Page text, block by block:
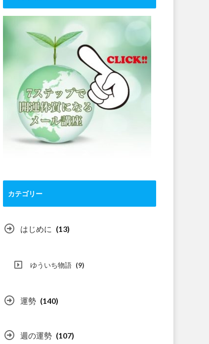
カテゴリー
はじめに (13)
ゆういち物語 (9)
運勢 (140)
週の運勢 (107)